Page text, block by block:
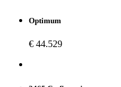
Optimum
€ 44.529